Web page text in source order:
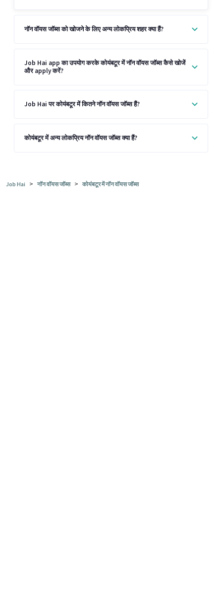
नॉन वॉयस जॉब्स को खोजने के लिए अन्य लोकप्रिय शहर क्या हैं?
Job Hai app का उपयोग करके कोयंबटूर में नॉन वॉयस जॉब्स कैसे खोजें
और apply करें?
Job Hai पर कोयंबटूर में कितने नॉन वॉयस जॉब्स हैं?
कोयंबटूर में अन्य लोकप्रिय नॉन वॉयस जॉब्स क्या हैं?
Job Hai > नॉन वॉयस जॉब्स > कोयंबटूर में नॉन वॉयस जॉब्स